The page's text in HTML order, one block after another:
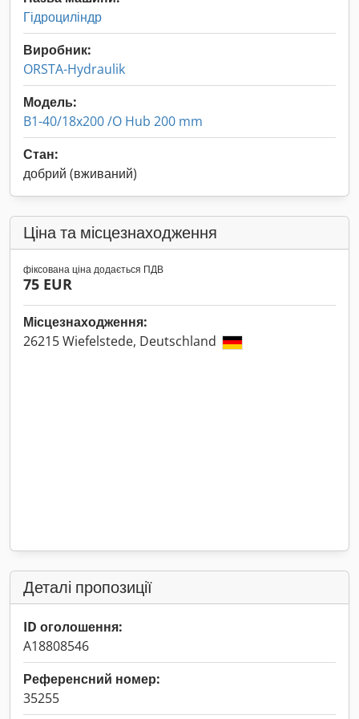
Гідроциліндр
Виробник:
ORSTA-Hydraulik
Модель:
B1-40/18x200 /O Hub 200 mm
Стан:
добрий (вживаний)
Ціна та місцезнаходження
фіксована ціна додається ПДВ
75 EUR
Місцезнаходження:
26215 Wiefelstede, Deutschland
Деталі пропозиції
ID оголошення:
A18808546
Референсний номер:
35255